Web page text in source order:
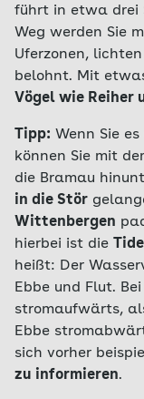
führt in etwa drei
Weg werden Sie
Uferzonen,
belohnt. Mit
Vögel wie Reiher
Tipp: Wenn Sie
können Sie mit
die Bramau
in die Stör
Wittenbergen
hierbei ist die
heißt: Der
Ebbe und Flut.
stromaufwärts,
Ebbe
sich vorher
zu informieren.